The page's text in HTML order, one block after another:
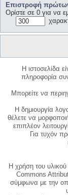
Επιστροφή
Ορίστε σε 0 για να
Η ιστοσελίδα
πληροφορία
Μπορείτε να
Η δημιουργία
θέλετε να
επιπλέον
Για τυχόν
Η χρήση του
Commons
σύμφωνα με την